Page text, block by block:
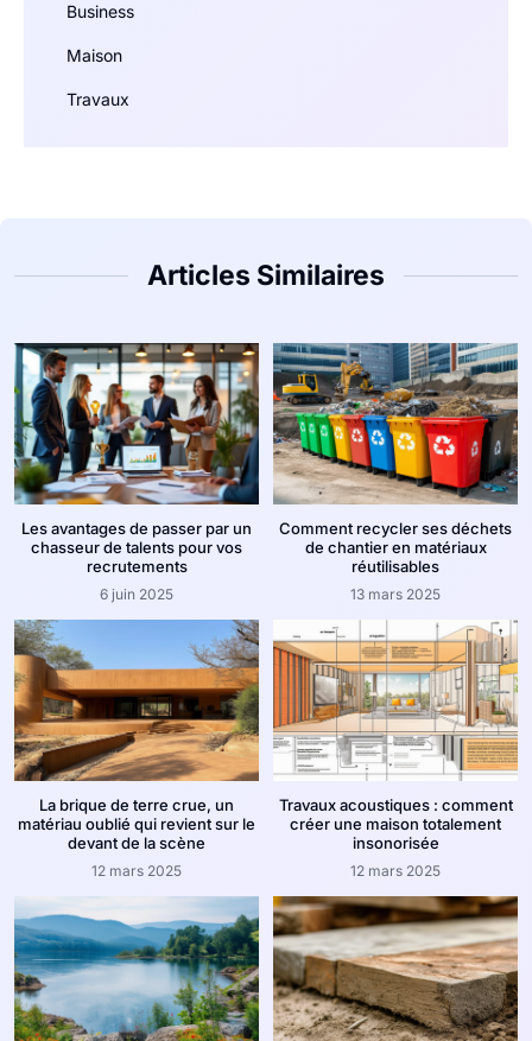
Business
Maison
Travaux
Articles Similaires
Les avantages de passer par un
chasseur de talents pour vos
recrutements
6 juin 2025
Comment recycler ses déchets
de chantier en matériaux
réutilisables
13 mars 2025
La brique de terre crue, un
matériau oublié qui revient sur le
devant de la scène
12 mars 2025
Travaux acoustiques : comment
créer une maison totalement
insonorisée
12 mars 2025